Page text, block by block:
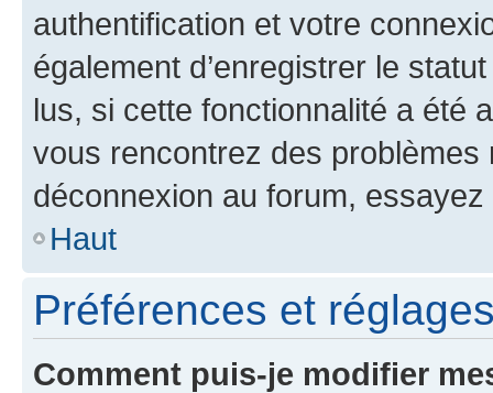
authentification et votre
également d’enregistrer le
lus, si cette fonctionnalité a été
vous rencontrez des
déconnexion au forum,
Haut
Préférences et
Comment puis-je modifier